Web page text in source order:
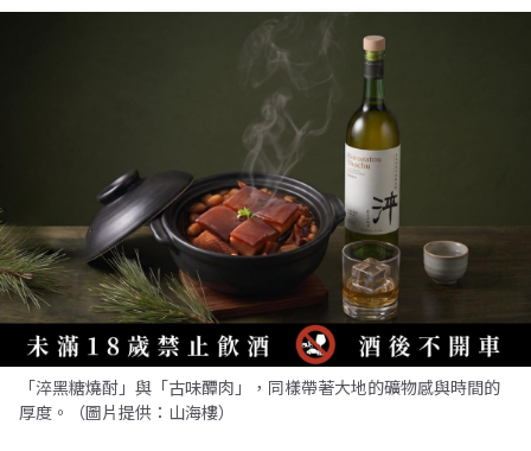
「淬黑糖燒酎」與「古味醰肉」，同樣帶著大地的礦物感與時間的
厚度。（圖片提供：山海樓）